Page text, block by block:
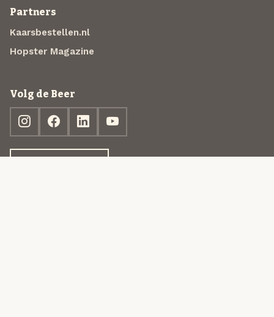
Partners
Kaarsbestellen.nl
Hopster Magazine
Volg de Beer